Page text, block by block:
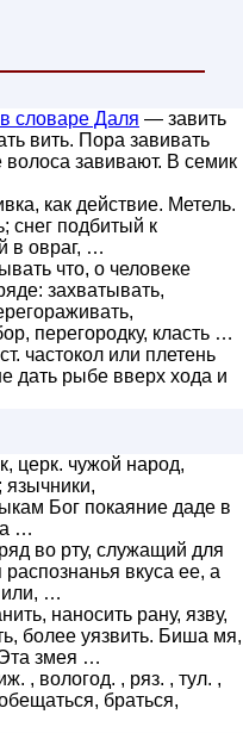
в словаре Даля — завить
вить. Пора завивать
завивают. В семик
как действие. Метель.
снег подбитый к
в овраг, …
что, о человеке
захватывать,
перегородку, класть …
частокол или плетень
дать рыбе вверх хода и
церк. чужой народ,
Бог покаяние даде в
…
во рту, служащий для
вкуса ее, а
или, …
наносить рану, язву,
более уязвить. Биша мя,
змея …
, вологод. , ряз. , тул. ,
браться,